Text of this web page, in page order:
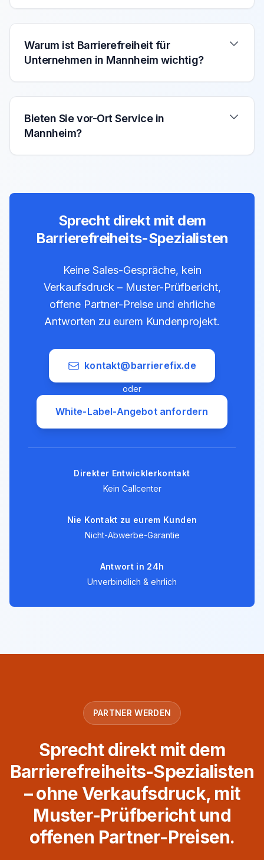
Warum ist Barrierefreiheit für
Unternehmen in Mannheim wichtig?
Bieten Sie vor-Ort Service in
Mannheim?
Sprecht direkt mit dem
Barrierefreiheits-Spezialisten
Keine Sales-Gespräche, kein
Verkaufsdruck – Muster-Prüfbericht,
offene Partner-Preise und ehrliche
Antworten zu eurem Kundenprojekt.
kontakt@barrierefix.de
oder
White-Label-Angebot anfordern
Direkter Entwicklerkontakt
Kein Callcenter
Nie Kontakt zu eurem Kunden
Nicht-Abwerbe-Garantie
Antwort in 24h
Unverbindlich & ehrlich
PARTNER WERDEN
Sprecht direkt mit dem
Barrierefreiheits-Spezialisten
– ohne Verkaufsdruck, mit
Muster-Prüfbericht und
offenen Partner-Preisen.